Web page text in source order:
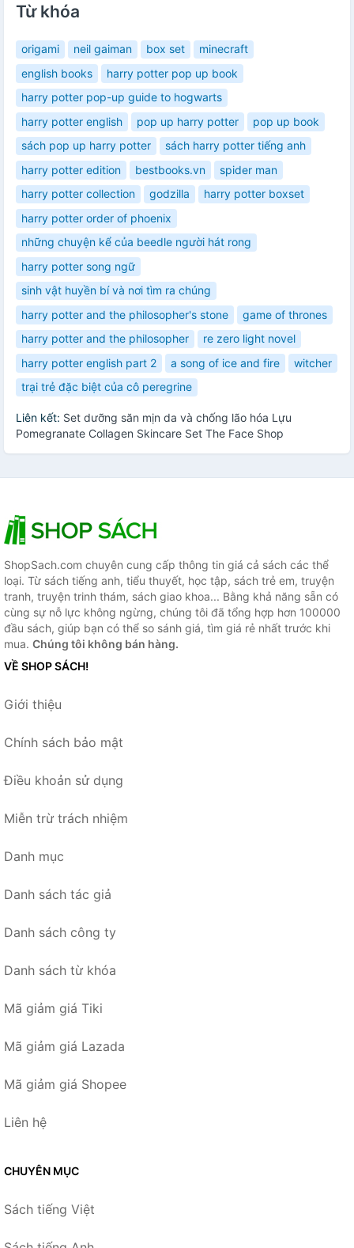
Từ khóa
origami neil gaiman box set
minecraft
english books
harry potter pop up book
harry potter pop-up guide to hogwarts
harry potter english
pop up harry potter
pop up book
sách pop up harry potter
sách harry potter tiếng anh
harry potter edition
bestbooks.vn
spider man
harry potter collection
godzilla
harry potter boxset
harry potter order of phoenix
những chuyện kể của beedle người hát rong
harry potter song ngữ
sinh vật huyền bí và nơi tìm ra chúng
harry potter and the philosopher's stone
game of thrones
harry potter and the philosopher
re zero light novel
harry potter english part 2
a song of ice and fire
witcher
trại trẻ đặc biệt của cô peregrine
Liên kết: Set dưỡng săn mịn da và chống lão hóa Lựu
Pomegranate Collagen Skincare Set The Face Shop
ShopSach.com chuyên cung cấp thông tin giá cả sách các thể
loại. Từ sách tiếng anh, tiểu thuyết, học tập, sách trẻ em, truyện
tranh, truyện trinh thám, sách giao khoa... Bằng khả năng sẵn có
cùng sự nỗ lực không ngừng, chúng tôi đã tổng hợp hơn 100000
đầu sách, giúp bạn có thể so sánh giá, tìm giá rẻ nhất trước khi
mua. Chúng tôi không bán hàng.
VỀ SHOP SÁCH!
Giới thiệu
Chính sách bảo mật
Điều khoản sử dụng
Miễn trừ trách nhiệm
Danh mục
Danh sách tác giả
Danh sách công ty
Danh sách từ khóa
Mã giảm giá Tiki
Mã giảm giá Lazada
Mã giảm giá Shopee
Liên hệ
CHUYÊN MỤC
Sách tiếng Việt